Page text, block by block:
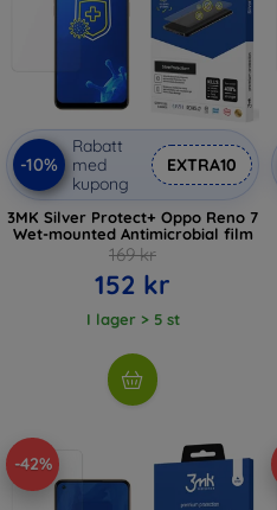
-10%
Rabatt
med
kupong
EXTRA10
3MK Silver Protect+ Oppo Reno 7
Wet-mounted Antimicrobial film
169 kr
152 kr
I lager > 5 st
-42%